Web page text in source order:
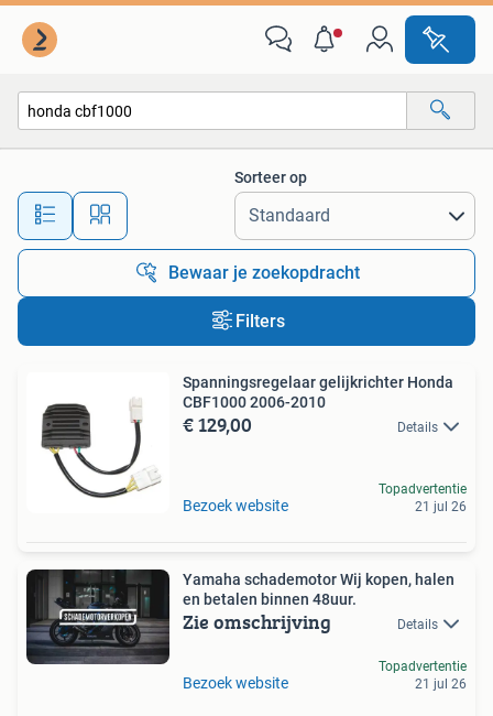
Alle afstanden…
Sorteer op
Bewaar je zoekopdracht
Filters
Spanningsregelaar gelijkrichter Honda
CBF1000 2006-2010
€ 129,00 Details
Bezoek website
Topadvertentie
21 jul 26
Yamaha schademotor Wij kopen, halen
en betalen binnen 48uur.
Zie omschrijving Details
Bezoek website
Topadvertentie
21 jul 26